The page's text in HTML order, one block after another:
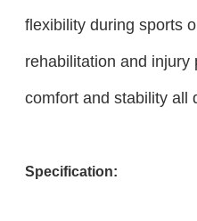
flexibility during sports
rehabilitation and injury
comfort and stability all
Specification: